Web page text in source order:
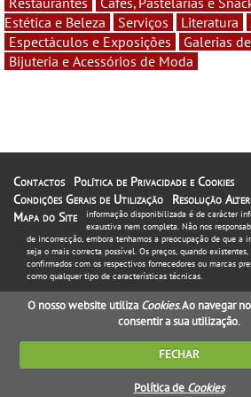
Estética e Beleza
Serviços Literatura
Espectáculos e Exposições
Galerias
Bijuteria e Acessórios de Moda
Contactos
Política de Privacidade e Cookies
Condições Gerais de Utilização
Resolução
Mapa do Site
informação disponibilizada é de carácter
exaustiva nem completa. Não nos
de incorrecção, embora tenhamos a preocupação de que a
seja o mais correcta possível. Os preços, quando
confirmados com os respectivos fornecedores ou marcas
como qualquer tipo de características técnicas.
O nosso website utiliza Cookies. Ao navegar
consentir a sua utilização.
FECHAR
Política de Cookies